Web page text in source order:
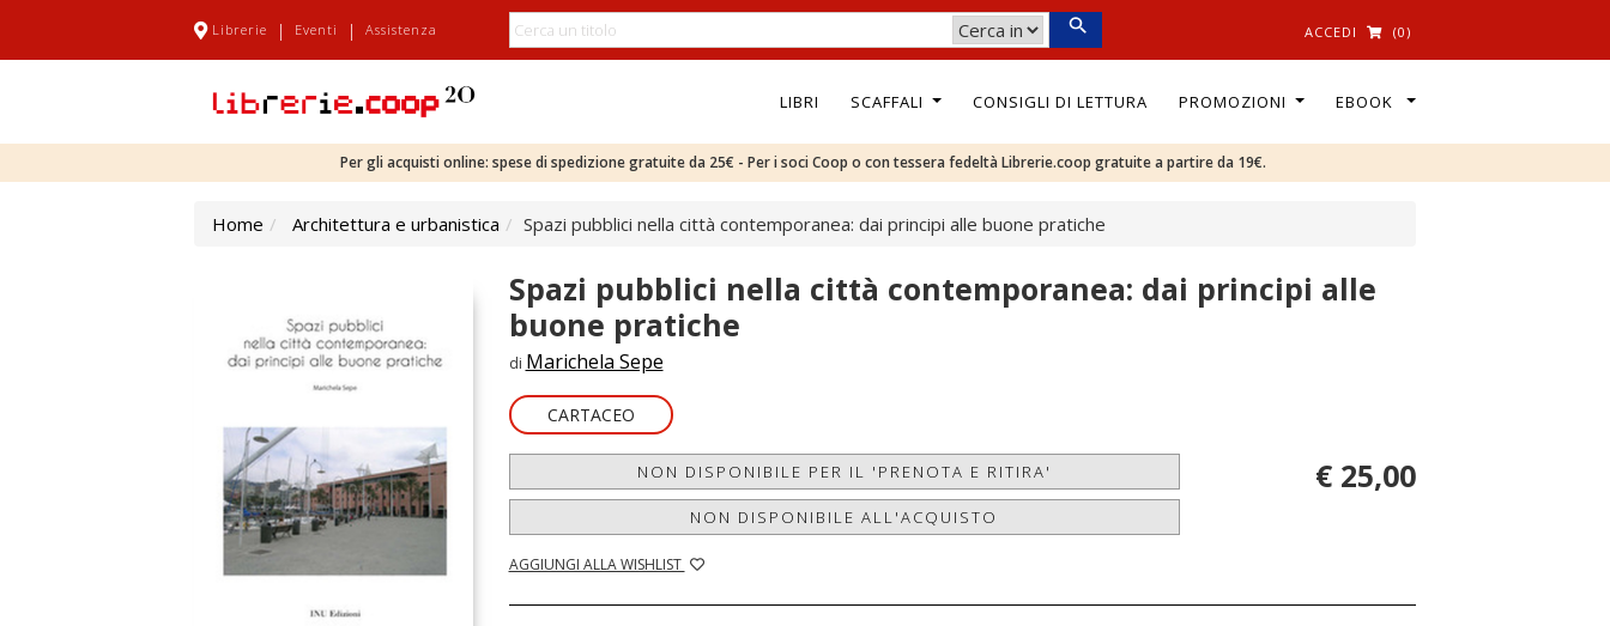
Librerie | Eventi | Assistenza ACCEDI (0)
LIBRI SCAFFALI CONSIGLI DI LETTURA PROMOZIONI EBOOK
Per gli acquisti online: spese di spedizione gratuite da 25€ - Per i soci Coop o con tessera fedeltà Librerie.coop gratuite a partire da 19€.
Home Architettura e urbanistica Spazi pubblici nella città contemporanea: dai principi alle buone pratiche
Spazi pubblici nella città contemporanea: dai principi alle
buone pratiche
di Marichela Sepe
CARTACEO
NON DISPONIBILE PER IL 'PRENOTA E RITIRA'
NON DISPONIBILE ALL'ACQUISTO
AGGIUNGI ALLA WISHLIST
€ 25,00